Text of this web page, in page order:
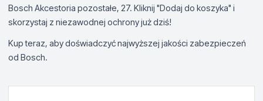
Bosch Akcestoria pozostałe, 27. Kliknij "Dodaj do koszyka" i
skorzystaj z niezawodnej ochrony już dziś!
Kup teraz, aby doświadczyć najwyższej jakości zabezpieczeń
od Bosch.